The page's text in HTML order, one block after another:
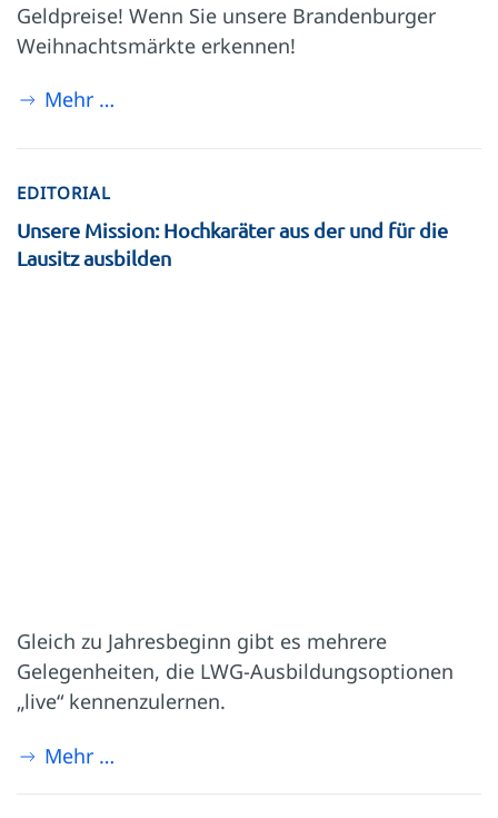
Geldpreise! Wenn Sie unsere Brandenburger
Weihnachtsmärkte erkennen!
Mehr …
EDITORIAL
Unsere Mission: Hochkaräter aus der und für die
Lausitz ausbilden
Gleich zu Jahresbeginn gibt es mehrere
Gelegenheiten, die LWG-Ausbildungsoptionen
„live“ kennenzulernen.
Mehr …